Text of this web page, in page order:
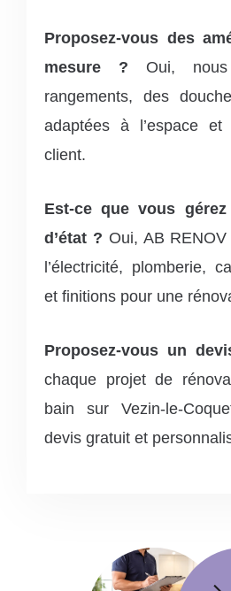
Proposez-vous des
mesure ? Oui, nous
rangements, des
adaptées à l’espace
client.
Est-ce que vous
d’état ? Oui, AB
l’électricité, plomberie,
et finitions pour une
Proposez-vous un
chaque projet de
bain sur Vezin-le-
devis gratuit et